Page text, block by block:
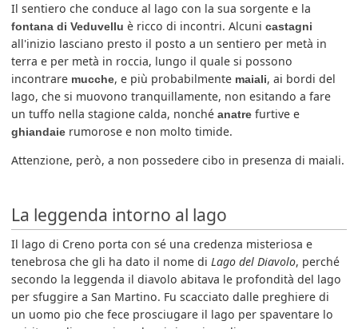
Il sentiero che conduce al lago con la sua sorgente e la
fontana di Veduvellu è ricco di incontri. Alcunicastagni
all'inizio lasciano presto il posto a un sentiero per metà in
terra e per metà in roccia, lungo il quale si possono
incontrare mucche, e più probabilmente maiali, ai bordi del
lago, che si muovono tranquillamente, non esitando a fare
un tuffo nella stagione calda, nonchéanatre furtive e
ghiandaie rumorose e non molto timide.
Attenzione, però, a non possedere cibo in presenza di maiali.
La leggenda intorno al lago
Il lago di Creno porta con sé una credenza misteriosa e
tenebrosa che gli ha dato il nome diLago del Diavolo, perché
secondo la leggenda il diavolo abitava le profondità del lago
per sfuggire a San Martino. Fu scacciato dalle preghiere di
un uomo pio che fece prosciugare il lago per spaventare lo